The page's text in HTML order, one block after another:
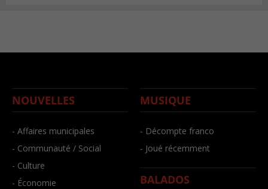
NOUVELLES
- Affaires municipales
- Communauté / Social
- Culture
- Économie
MUSIQUE
- Décompte franco
- Joué récemment
BALADOS